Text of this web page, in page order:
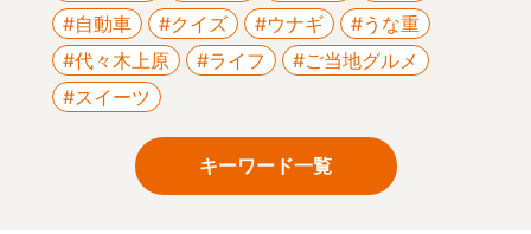
#自動車
#クイズ #ウナギ
#うな重
#代々木上原
#ライフ
#ご当地グルメ
#スイーツ
キーワード一覧